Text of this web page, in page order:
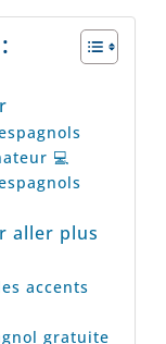
💻
aller plus
accents
gratuite